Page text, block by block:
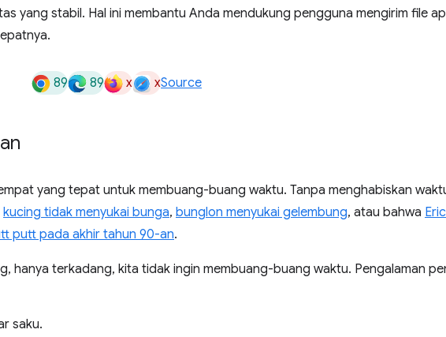
yang stabil. Hal ini membantu Anda mendukung pengguna mengirim file
89 89 x xSource
yang tepat untuk membuang-buang waktu. Tanpa menghabiskan
kucing tidak menyukai bunga, bunglon menyukai gelembung, atau bahwa
putt pada akhir tahun 90-an.
hanya terkadang, kita tidak ingin membuang-buang waktu. Pengalaman
saku.